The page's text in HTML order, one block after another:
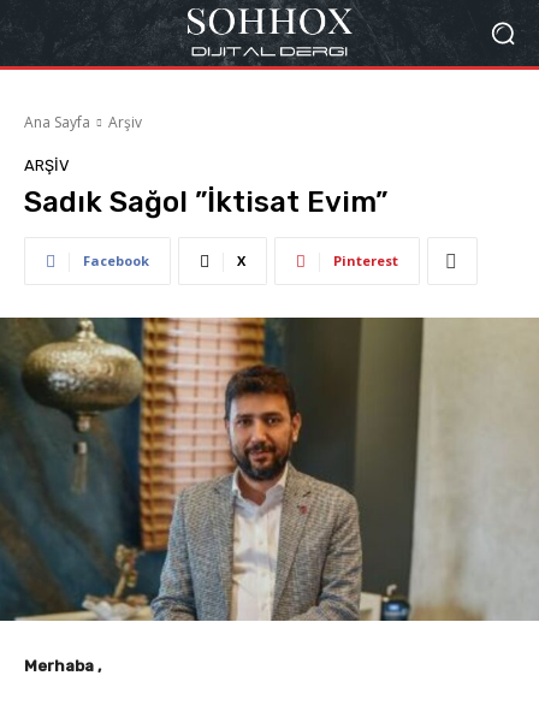
Ana Sayfa Arşiv
ARŞIV
Sadık Sağol ”İktisat Evim”
Facebook X Pinterest
Merhaba ,